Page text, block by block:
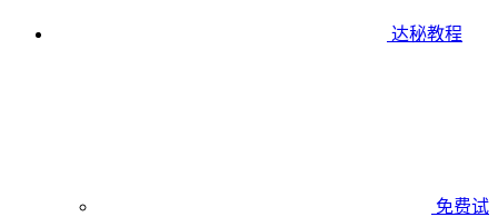
达秘教程
免费试